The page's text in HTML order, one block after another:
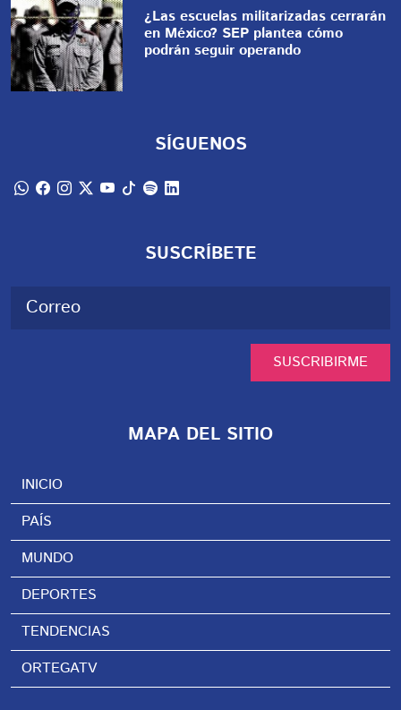
¿Las escuelas militarizadas cerrarán
en México? SEP plantea cómo
podrán seguir operando
SÍGUENOS
SUSCRÍBETE
SUSCRIBIRME
MAPA DEL SITIO
INICIO
PAÍS
MUNDO
DEPORTES
TENDENCIAS
ORTEGATV